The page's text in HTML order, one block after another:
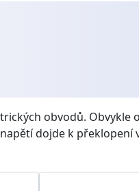
obvodů. Obvykle
dojde k